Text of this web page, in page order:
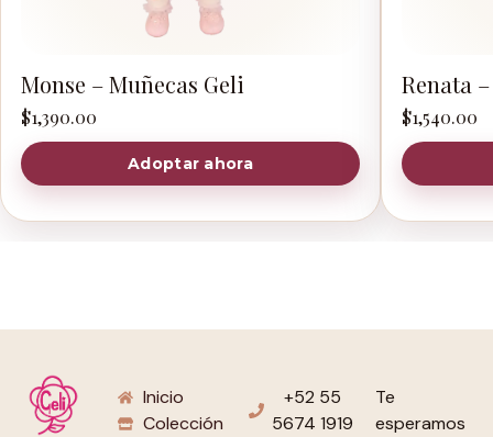
Monse – Muñecas Geli
$1,390.00
Adoptar ahora
Renata
$1,540.00
Inicio
Colección
+52 55
5674 1919
Te
esperamos